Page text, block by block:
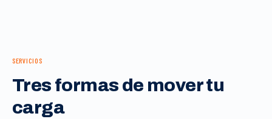
SERVICIOS
Tres formas de mover tu
carga